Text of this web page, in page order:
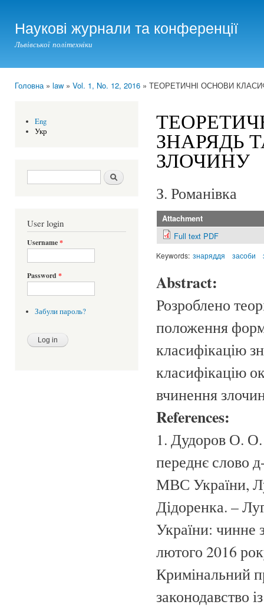
Наукові журнали та конференції
Львівської політехніки
Головна» law » Vol. 1, No. 12, 2016 » ТЕОРЕТИЧНІ ОСНОВИ
Eng
Укр
Search form Шукати
User login
Username*
Password *
Забули пароль?
ЗНАРЯДЬ
ЗЛОЧИНУ
З. Романівка
Attachment
Full text PDF
Keywords: знаряддя засоби
Abstract:
Розроблено
положення
класифікацію
класифікацію
вчинення
References:
1. Дудоров О. О.
переднє слово
МВС України,
Дідоренка. –
України: чинне
лютого 2016
Кримінальний
законодавство